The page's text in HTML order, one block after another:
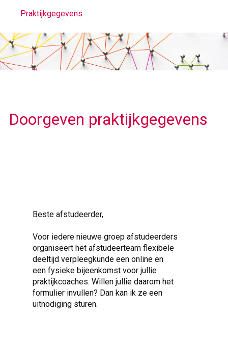
Praktijkgegevens
Doorgeven praktijkgegevens
Beste afstudeerder,
Voor iedere nieuwe groep afstudeerders
organiseert het afstudeerteam flexibele
deeltijd verpleegkunde een online en
een fysieke bijeenkomst voor jullie
praktijkcoaches. Willen jullie daarom het
formulier invullen? Dan kan ik ze een
uitnodiging sturen.